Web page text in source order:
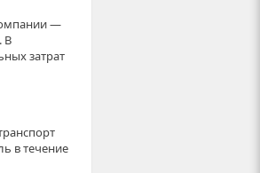
—
В
затрат
в течение